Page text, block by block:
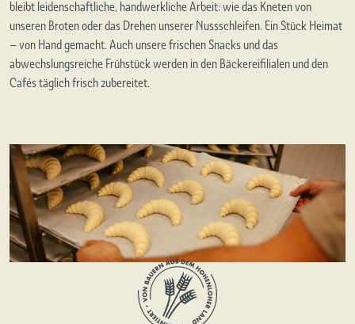
bleibt leidenschaftliche, handwerkliche Arbeit: wie das Kneten von
unseren Broten oder das Drehen unserer Nussschleifen. Ein Stück Heimat
– von Hand gemacht. Auch unsere frischen Snacks und das
abwechslungsreiche Frühstück werden in den Bäckereifilialen und den
Cafés täglich frisch zubereitet.